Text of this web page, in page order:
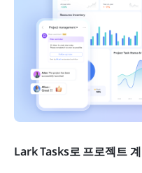
Lark Tasks로 프로젝트